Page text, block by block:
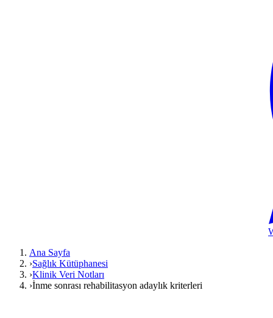
Ana Sayfa
›Sağlık Kütüphanesi
›Klinik Veri Notları
›İnme sonrası rehabilitasyon adaylık kriterleri